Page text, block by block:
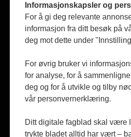
FORSKNINGSPOLITIKK
Uavhengig fagblad for
utdanning
Utgis av NIFU,
Tlf: (+47) 22 59 51 00,
Informasjonskapsler og
For å gi deg relevante
informasjon fra ditt besøk på
deg mot dette under
For øvrig bruker vi
for analyse, for å
deg og for å utvikle og tilby
vår personvernerklæring.
Ditt digitale fagblad skal være
trykte bladet alltid har vært –